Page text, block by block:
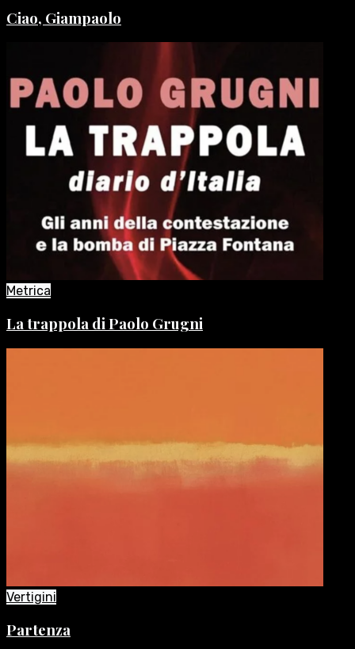
Ciao, Giampaolo
Metrica
La trappola di Paolo Grugni
Vertigini
Partenza